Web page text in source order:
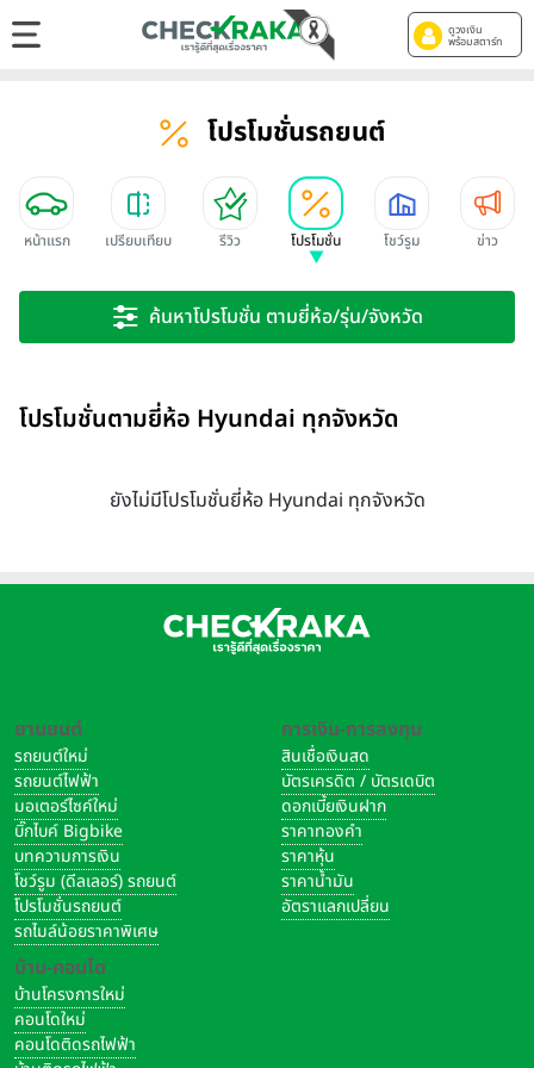
ดูวงเงิน
พร้อมสตาร์ท
โปรโมชั่นรถยนต์
หน้าแรก เปรียบเทียบ รีวิว โปรโมชั่น โชว์รูม ข่าว
ค้นหาโปรโมชั่น ตามยี่ห้อ/รุ่น/จังหวัด
โปรโมชั่นตามยี่ห้อ Hyundai ทุกจังหวัด
ยังไม่มีโปรโมชั่นยี่ห้อ Hyundai ทุกจังหวัด
ยานยนต์
รถยนต์ใหม่
รถยนต์ไฟฟ้า
มอเตอร์ไซค์ใหม่
บิ๊กไบค์ Bigbike
บทความการเงิน
โชว์รูม (ดีลเลอร์) รถยนต์
โปรโมชั่นรถยนต์
รถไมล์น้อยราคาพิเศษ
บ้าน-คอนโด
บ้านโครงการใหม่
คอนโดใหม่
คอนโดติดรถไฟฟ้า
การเงิน-การลงทุน
สินเชื่อเงินสด
บัตรเครดิต / บัตรเดบิต
ดอกเบี้ยเงินฝาก
ราคาทองคำ
ราคาหุ้น
ราคาน้ำมัน
อัตราแลกเปลี่ยน